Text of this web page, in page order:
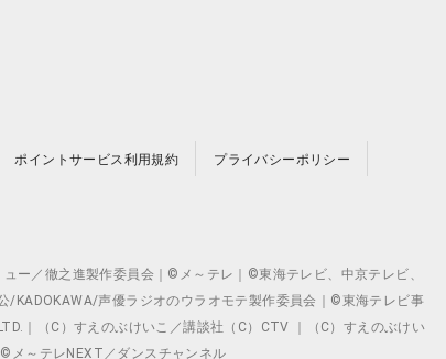
ポイントサービス利用規約 プライバシーポリシー
／徹之進製作委員会｜©メ～テレ｜©東海テレビ、中京テレビ、
/KADOKAWA/声優ラジオのウラオモテ製作委員会｜©東海テレビ事
｜（C）すえのぶけいこ／講談社（C）CTV ｜（C）すえのぶけい
メ～テレNEXT／ダンスチャンネル